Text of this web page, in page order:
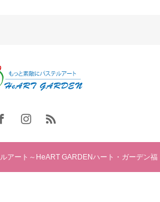
アート～HeART GARDENハート・ガーデン福